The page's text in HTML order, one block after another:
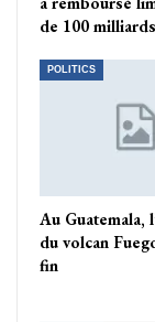
de 100
POLITICS
Au Guatemala,
du volcan
fin